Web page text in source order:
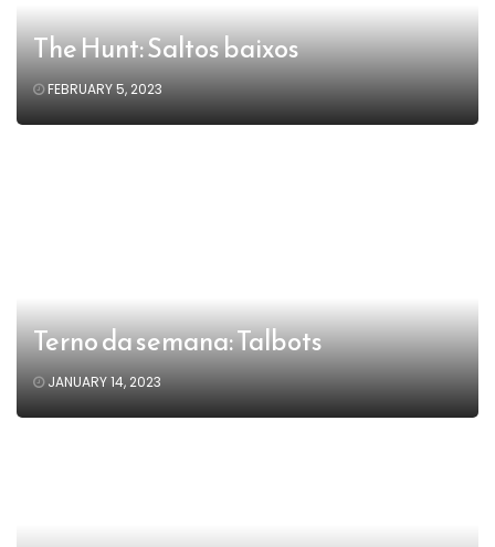
The Hunt: Saltos baixos
FEBRUARY 5, 2023
Terno da semana: Talbots
JANUARY 14, 2023